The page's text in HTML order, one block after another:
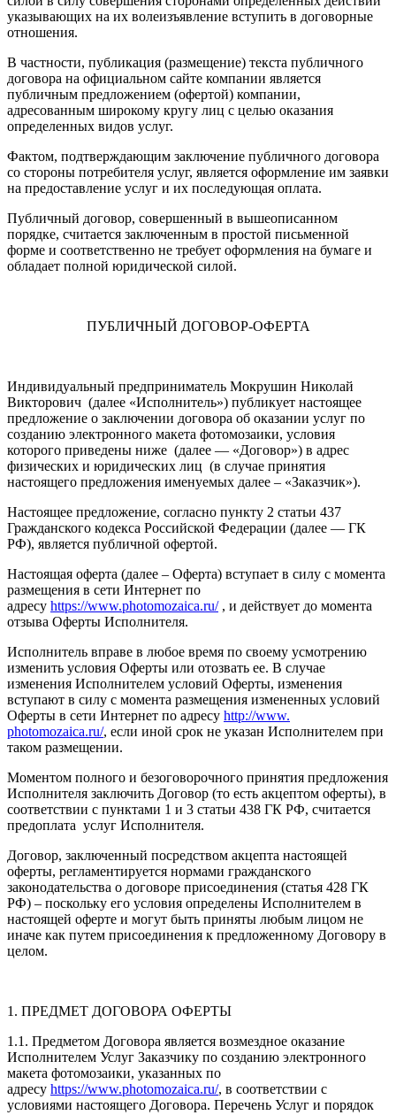
указывающих на их волеизъявление вступить в договорные
отношения.
В частности, публикация (размещение) текста публичного
договора на официальном сайте компании является
публичным предложением (офертой) компании,
адресованным широкому кругу лиц с целью оказания
определенных видов услуг.
Фактом, подтверждающим заключение публичного договора
со стороны потребителя услуг, является оформление им заявки
на предоставление услуг и их последующая оплата.
Публичный договор, совершенный в вышеописанном
порядке, считается заключенным в простой письменной
форме и соответственно не требует оформления на бумаге и
обладает полной юридической силой.
ПУБЛИЧНЫЙ ДОГОВОР-ОФЕРТА
Индивидуальный предприниматель Мокрушин Николай
Викторович (далее «Исполнитель») публикует настоящее
предложение о заключении договора об оказании услуг по
созданию электронного макета фотомозаики, условия
которого приведены ниже (далее — «Договор») в адрес
физических и юридических лиц (в случае принятия
настоящего предложения именуемых далее – «Заказчик»).
Настоящее предложение, согласно пункту 2 статьи 437
Гражданского кодекса Российской Федерации (далее — ГК
РФ), является публичной офертой.
Настоящая оферта (далее – Оферта) вступает в силу с момента
размещения в сети Интернет по
адресу https://www.photomozaica.ru/, и действует до момента
отзыва Оферты Исполнителя.
Исполнитель вправе в любое время по своему усмотрению
изменить условия Оферты или отозвать ее. В случае
изменения Исполнителем условий Оферты, изменения
вступают в силу с момента размещения измененных условий
Оферты в сети Интернет по адресу http://www.
photomozaica.ru/, если иной срок не указан Исполнителем при
таком размещении.
Моментом полного и безоговорочного принятия предложения
Исполнителя заключить Договор (то есть акцептом оферты), в
соответствии с пунктами 1 и 3 статьи 438 ГК РФ, считается
предоплата услуг Исполнителя.
Договор, заключенный посредством акцепта настоящей
оферты, регламентируется нормами гражданского
законодательства о договоре присоединения (статья 428 ГК
РФ) – поскольку его условия определены Исполнителем в
настоящей оферте и могут быть приняты любым лицом не
иначе как путем присоединения к предложенному Договору в
целом.
1. ПРЕДМЕТ ДОГОВОРА ОФЕРТЫ
1.1. Предметом Договора является возмездное оказание
Исполнителем Услуг Заказчику по созданию электронного
макета фотомозаики, указанных по
адресу https://www.photomozaica.ru/, в соответствии с
условиями настоящего Договора. Перечень Услуг и порядок